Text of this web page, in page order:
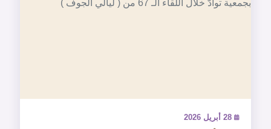
28 أبريل 2026